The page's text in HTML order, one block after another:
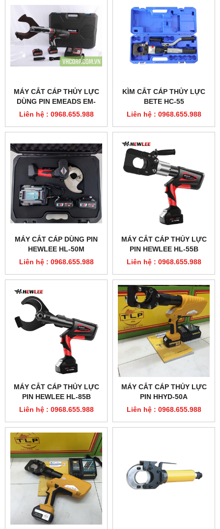
MÁY CẮT CÁP THỦY LỰC
DÙNG PIN EMEADS EM-
120C
Liên hệ : 0968.655.988
KÌM CẮT CÁP THỦY LỰC
BETE HC-55
Liên hệ : 0968.655.988
MÁY CẮT CÁP DÙNG PIN
HEWLEE HL-50M
Liên hệ : 0968.655.988
MÁY CẮT CÁP THỦY LỰC
PIN HEWLEE HL-55B
Liên hệ : 0968.655.988
MÁY CẮT CÁP THỦY LỰC
PIN HEWLEE HL-85B
Liên hệ : 0968.655.988
MÁY CẮT CÁP THỦY LỰC
PIN HHYD-50A
Liên hệ : 0968.655.988